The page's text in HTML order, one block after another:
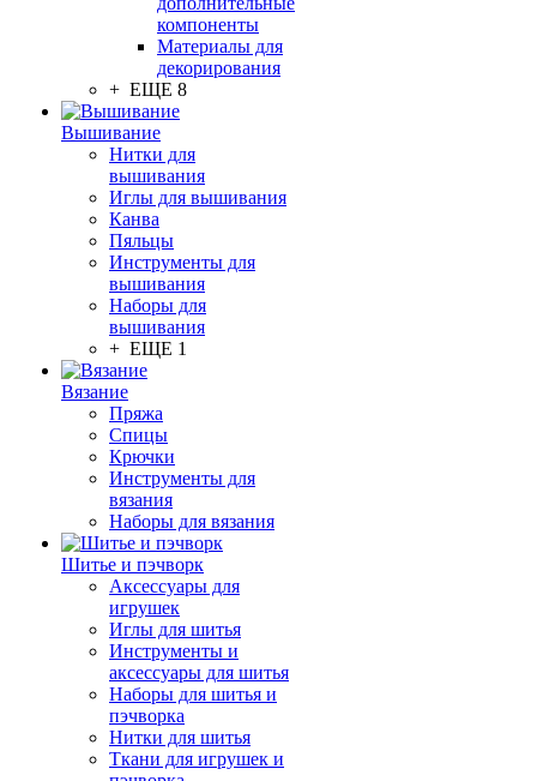
компоненты
Материалы для
декорирования
+ ЕЩЕ 8
Вышивание
Нитки для
вышивания
Иглы для вышивания
Канва
Пяльцы
Инструменты для
вышивания
Наборы для
вышивания
+ ЕЩЕ 1
Вязание
Пряжа
Спицы
Крючки
Инструменты для
вязания
Наборы для вязания
Шитье и пэчворк
Аксессуары для
игрушек
Иглы для шитья
Инструменты и
аксессуары для шитья
Наборы для шитья и
пэчворка
Нитки для шитья
Ткани для игрушек и